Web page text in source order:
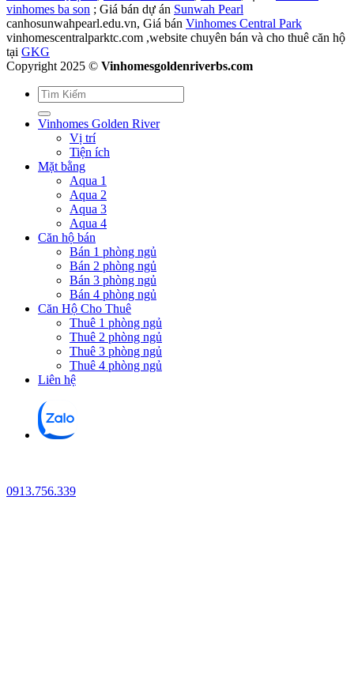
vinhomes ba son ; Giá bán dự án Sunwah Pearl
canhosunwahpearl.edu.vn, Giá bán Vinhomes Central Park
vinhomescentralparktc.com ,website chuyên bán và cho thuê căn hộ
tại GKG
Copyright 2025 © Vinhomesgoldenriverbs.com
Vinhomes Golden River
Vị trí
Tiện ích
Mặt bằng
Aqua 1
Aqua 2
Aqua 3
Aqua 4
Căn hộ bán
Bán 1 phòng ngủ
Bán 2 phòng ngủ
Bán 3 phòng ngủ
Bán 4 phòng ngủ
Căn Hộ Cho Thuê
Thuê 1 phòng ngủ
Thuê 2 phòng ngủ
Thuê 3 phòng ngủ
Thuê 4 phòng ngủ
Liên hệ
0913.756.339